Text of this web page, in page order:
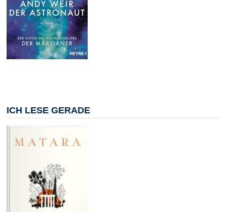
ICH LESE GERADE